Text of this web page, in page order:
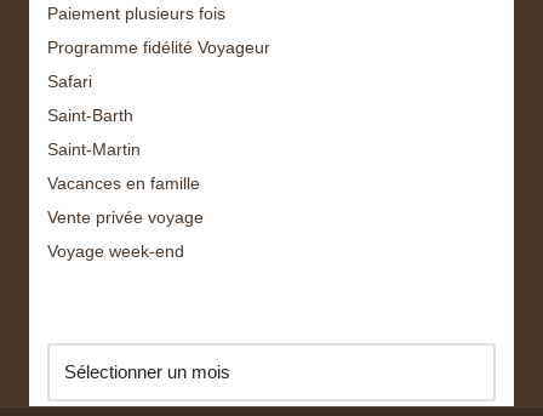
Paiement plusieurs fois
Programme fidélité Voyageur
Safari
Saint-Barth
Saint-Martin
Vacances en famille
Vente privée voyage
Voyage week-end